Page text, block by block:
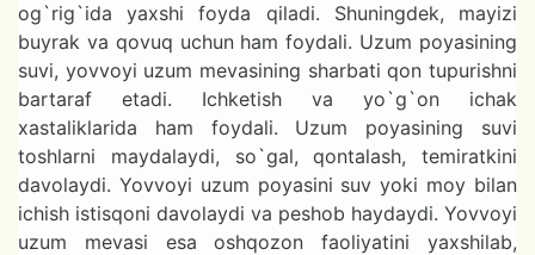
og`rig`ida yaxshi foyda qiladi. Shuningdek, mayizi
buyrak va qovuq uchun ham foydali. Uzum poyasining
suvi, yovvoyi uzum mevasining sharbati qon tupurishni
bartaraf etadi. Ichketish va yo`g`on ichak
xastaliklarida ham foydali. Uzum poyasining suvi
toshlarni maydalaydi, so`gal, qontalash, temiratkini
davolaydi. Yovvoyi uzum poyasini suv yoki moy bilan
ichish istisqoni davolaydi va peshob haydaydi. Yovvoyi
uzum mevasi esa oshqozon faoliyatini yaxshilab,